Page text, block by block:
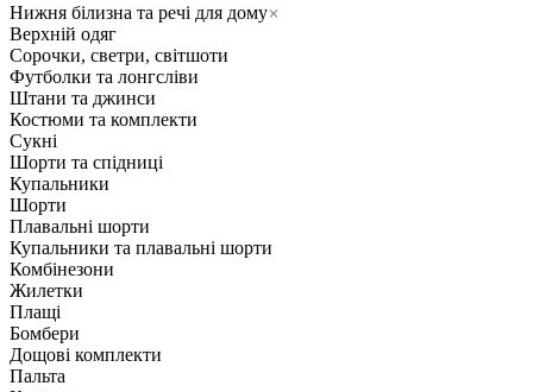
Нижня білизна та речі для дому
Верхній одяг
Сорочки, светри, світшоти
Футболки та лонгсліви
Штани та джинси
Костюми та комплекти
Сукні
Шорти та спідниці
Купальники
Шорти
Плавальні шорти
Купальники та плавальні шорти
Комбінезони
Жилетки
Плащі
Бомбери
Дощові комплекти
Пальта